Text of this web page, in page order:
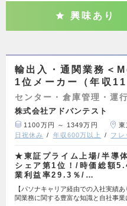
興味あり
輸出入・通関業務＜
1位メーカー（年収
センター・倉庫管理・運
株式会社アドバンテスト
1100万円 ～ 1349万円 東
日祝休み
年収600万以上 フレ
★東証プライム上場/半導
シェア第1位！/時価総額
業利益率29.3％/…
【パソナキャリア経由での入社実績
関業務に関する豊富な知識と自社事